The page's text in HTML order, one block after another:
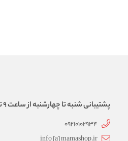
پشتیبانی شنبه تا چهارشنبه از ساعت 9 تا 17
09210102934